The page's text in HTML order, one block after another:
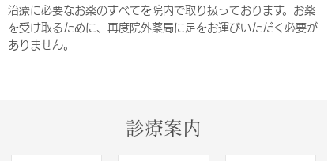
治療に必要なお薬のすべてを院内で取り扱っております。お薬
を受け取るために、再度院外薬局に足をお運びいただく必要が
ありません。
診療案内